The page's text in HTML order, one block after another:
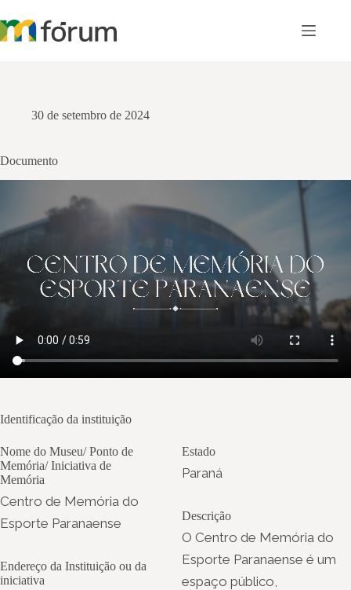
para
o
30 de setembro de 2024
Documento
Identificação da instituição
Nome do Museu/ Ponto de
Memória/ Iniciativa de
Memória
Centro de Memória do
Esporte Paranaense
Endereço da Instituição ou da
iniciativa
Estado
Paraná
Descrição
O Centro de Memória do
Esporte Paranaense é um
espaço público,